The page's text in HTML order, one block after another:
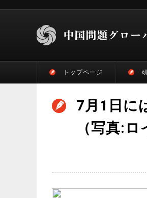
トップページ
7月1日に
（写真: